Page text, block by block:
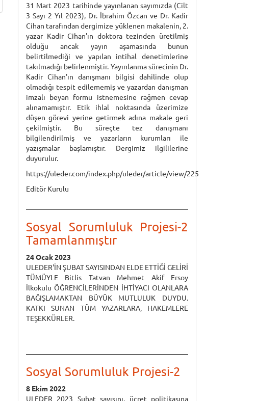
31 Mart 2023 tarihinde yayınlanan sayımızda (Cilt
3 Sayı 2 Yıl 2023), Dr. İbrahim Özcan ve Dr. Kadir
Cihan tarafından dergimize yüklenen makalenin, 2.
yazar Kadir Cihan'ın doktora tezinden üretilmiş
olduğu ancak yayın aşamasında bunun
belirtilmediği ve yapılan intihal denetimlerine
takılmadığı belirlenmiştir. Yayınlanma sürecinin Dr.
Kadir Cihan'ın danışmanı bilgisi dahilinde olup
olmadığı tespit edilememiş ve yazardan danışman
imzalı beyan formu istnemesine rağmen cevap
alınamamıştır. Etik ihlal noktasında üzerimize
düşen görevi yerine getirmek adına makale geri
çekilmiştir. Bu süreçte tez danışmanı
bilgilendirilmiş ve yazarların kurumları ile
yazışmalar başlamıştır. Dergimiz ilgililerine
duyurulur.
https://uleder.com/index.php/uleder/article/view/225
Editör Kurulu
Sosyal Sorumluluk Projesi-2
Tamamlanmıştır
24 Ocak 2023
ULEDER'İN ŞUBAT SAYISINDAN ELDE ETTİĞİ GELİRİ
TÜMÜYLE Bitlis Tatvan Mehmet Akif Ersoy
İlkokulu ÖĞRENCİLERİNDEN İHTİYACI OLANLARA
BAĞIŞLAMAKTAN BÜYÜK MUTLULUK DUYDU.
KATKI SUNAN TÜM YAZARLARA, HAKEMLERE
TEŞEKKÜRLER.
Sosyal Sorumluluk Projesi-2
8 Ekim 2022
ULEDER 2023 Şubat sayısını, ücret politikasına